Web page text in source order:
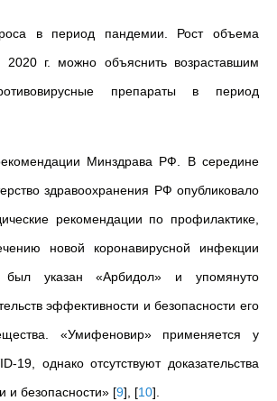
в период пандемии. Рост объема
г. можно объяснить возраставшим
препараты в период
Минздрава РФ. В середине
здравоохранения РФ опубликовало
рекомендации по профилактике,
новой коронавирусной инфекции
был указан «Арбидол» и упомянуто
эффективности и безопасности его
«Умифеновир»применяется у
19, однако отсутствуют доказательства
и безопасности» [9] [10]